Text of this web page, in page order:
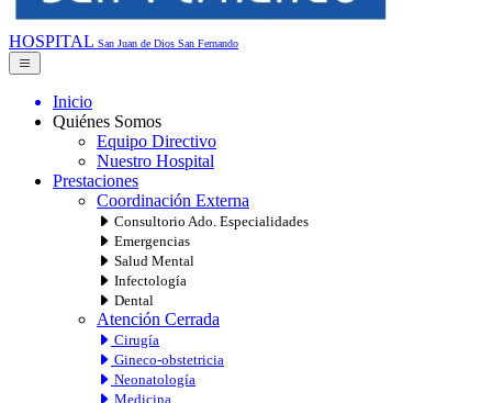
HOSPITAL San Juan de Dios San Fernando
Inicio
Quiénes Somos
Equipo Directivo
Nuestro Hospital
Prestaciones
Coordinación Externa
Consultorio Ado. Especialidades
Emergencias
Salud Mental
Infectología
Dental
Atención Cerrada
Cirugía
Gineco-obstetricia
Neonatología
Medicina